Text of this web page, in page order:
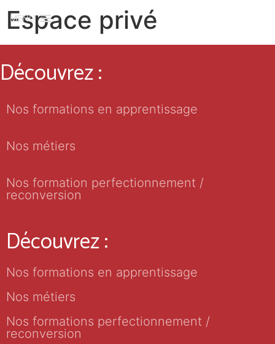
MENU
Espace privé
Découvrez :
Nos formations en apprentissage
Nos métiers
Nos formation perfectionnement /
reconversion
Découvrez :
Nos formations en apprentissage
Nos métiers
Nos formations perfectionnement /
reconversion